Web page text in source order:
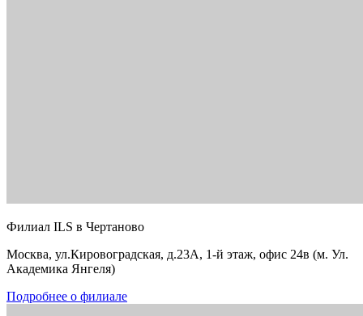
Филиал ILS в Чертаново
Москва, ул.Кировоградская, д.23А, 1-й этаж, офис 24в (м. Ул.
Академика Янгеля)
Подробнее о филиале